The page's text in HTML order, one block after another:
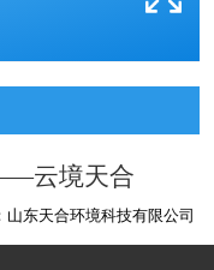
云境天合
山东天合环境科技有限公司